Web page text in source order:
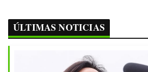
ÚLTIMAS NOTICIAS